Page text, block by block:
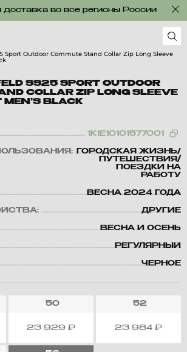
доставка во все регионы России
SS25 SPORT OUTDOOR
COLLAR ZIP LONG SLEEVE
MEN'S BLACK
1K1E10101577001
ГОРОДСКАЯ ЖИЗНЬ/
ПУТЕШЕСТВИЯ/
ПОЕЗДКИ НА
РАБОТУ
ВЕСНА 2024 ГОДА
ДРУГИЕ
ВЕСНА И ОСЕНЬ
РЕГУЛЯРНЫЙ
ЧЕРНОЕ
50
23 929 ₽
52
23 984 ₽